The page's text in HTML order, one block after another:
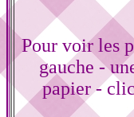
Pour voir les
gauche -
papier -